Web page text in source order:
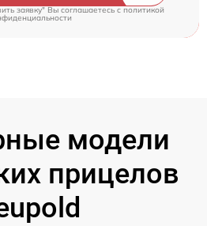
заявку" Вы соглашаетесь c политикой
модели
прицелов